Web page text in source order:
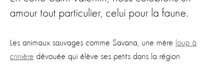
amour tout particulier, celui pour la faune.
Les animaux sauvages comme Savana, une mère loup à
crinière dévouée qui élève ses petits dans la région